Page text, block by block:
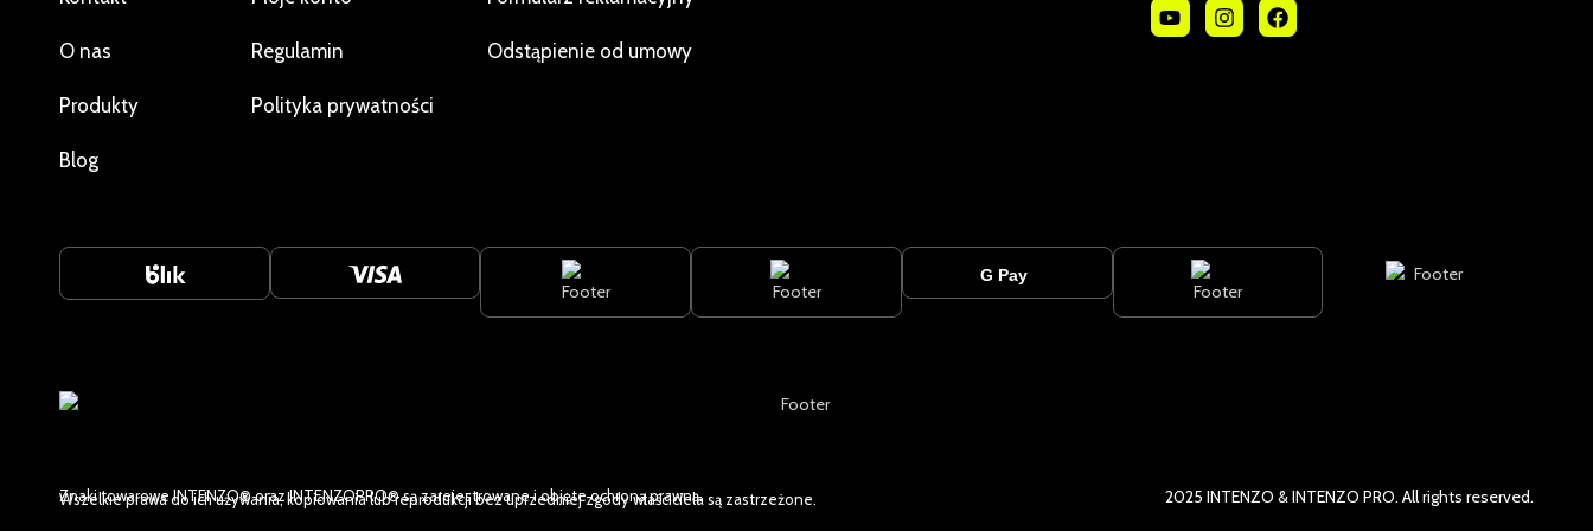
O nas
Produkty
Blog
Regulamin
Polityka prywatności
Odstąpienie od umowy
Znaki towarowe INTENZO® oraz INTENZOPRO® są zarejestrowane i objęte ochroną prawną.
Wszelkie prawa do ich używania, kopiowania lub reprodukcji bez uprzedniej zgody właściciela są zastrzeżone. 2025 INTENZO & INTENZO PRO. All rights reserved.